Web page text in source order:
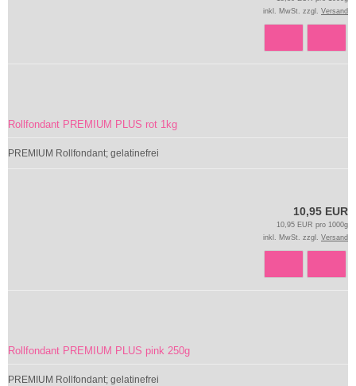
inkl. MwSt. zzgl. Versand
Rollfondant PREMIUM PLUS rot 1kg
PREMIUM Rollfondant; gelatinefrei
10,95 EUR
10,95 EUR pro 1000g
inkl. MwSt. zzgl. Versand
Rollfondant PREMIUM PLUS pink 250g
PREMIUM Rollfondant; gelatinefrei